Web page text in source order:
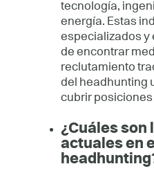
tecnología,
energía. Estas
especializados y
de encontrar
reclutamiento
del headhunting
cubrir posiciones
¿Cuáles son
actuales en